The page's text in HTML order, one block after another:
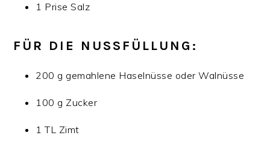
1 Prise Salz
FÜR DIE NUSSFÜLLUNG:
200 g gemahlene Haselnüsse oder Walnüsse
100 g Zucker
1 TL Zimt